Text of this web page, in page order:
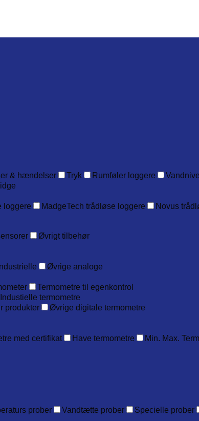
& hændelser Tryk Rumføler loggere
loggere MadgeTech trådløse loggere Novus
Øvrigt tilbehør
Industrielle
Øvrige analoge
Termometre til egenkontrol
Industielle termometre
produkter
Øvrige digitale termometre
med certifikat Have termometre Min. Max.
prober Vandtætte prober Specielle prober